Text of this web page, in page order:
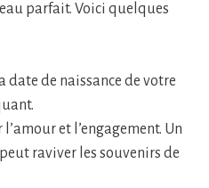
parfait. Voici quelques
date de naissance de votre
et l’engagement. Un
raviver les souvenirs de